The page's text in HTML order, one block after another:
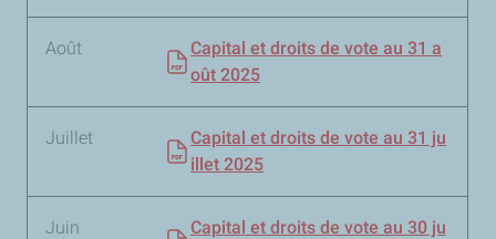
Août
Capital et droits de vote au 31 a
oût 2025
Juillet
Capital et droits de vote au 31 ju
illet 2025
Juin
Capital et droits de vote au 30 ju